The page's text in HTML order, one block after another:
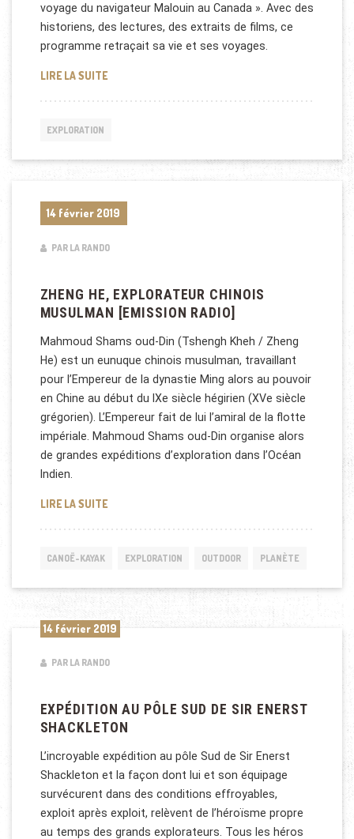
voyage du navigateur Malouin au Canada ». Avec des
historiens, des lectures, des extraits de films, ce
programme retraçait sa vie et ses voyages.
LIRE LA SUITEJACQUES CARTIER, NAVIGATEUR ET
EXPLORATION
14 février 2019
PAR LA RANDO
ZHENG HE, EXPLORATEUR CHINOIS
MUSULMAN [EMISSION RADIO]
Mahmoud Shams oud-Din (Tshengh Kheh / Zheng
He) est un eunuque chinois musulman, travaillant
pour l’Empereur de la dynastie Ming alors au pouvoir
en Chine au début du IXe siècle hégirien (XVe siècle
grégorien). L’Empereur fait de lui l’amiral de la flotte
impériale. Mahmoud Shams oud-Din organise alors
de grandes expéditions d’exploration dans l’Océan
Indien.
LIRE LA SUITEZHENG HE, EXPLORATEUR CHINOIS MUSULMAN
CANOË-KAYAK EXPLORATION OUTDOOR PLANÈTE
14 février 2019
PAR LA RANDO
EXPÉDITION AU PÔLE SUD DE SIR ENERST
SHACKLETON
L’incroyable expédition au pôle Sud de Sir Enerst
Shackleton et la façon dont lui et son équipage
survécurent dans des conditions effroyables,
exploit après exploit, relèvent de l’héroïsme propre
au temps des grands explorateurs. Tous les héros